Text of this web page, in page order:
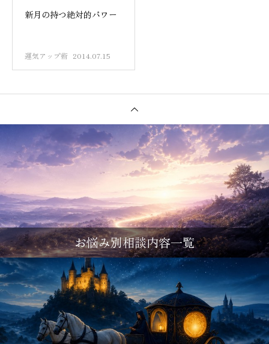
新月の持つ絶対的パワー
運気アップ術 2014.07.15
お悩み別相談内容一覧